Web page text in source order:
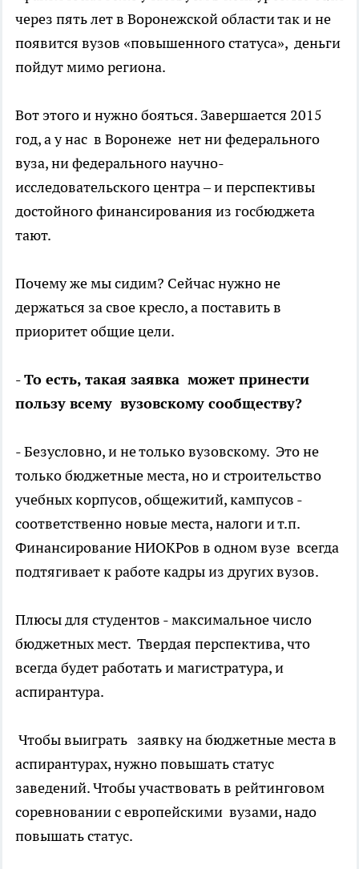
через пять лет в Воронежской области так и не
появится вузов «повышенного статуса», деньги
пойдут мимо региона.
Вот этого и нужно бояться. Завершается 2015
год, а у нас в Воронеже нет ни федерального
вуза, ни федерального научно-
исследовательского центра – и перспективы
достойного финансирования из госбюджета
тают.
Почему же мы сидим? Сейчас нужно не
держаться за свое кресло, а поставить в
приоритет общие цели.
- То есть, такая заявка может принести
пользу всему вузовскому сообществу?
- Безусловно, и не только вузовскому. Это не
только бюджетные места, но и строительство
учебных корпусов, общежитий, кампусов -
соответственно новые места, налоги и т.п.
Финансирование НИОКРов в одном вузе всегда
подтягивает к работе кадры из других вузов.
Плюсы для студентов - максимальное число
бюджетных мест. Твердая перспектива, что
всегда будет работать и магистратура, и
аспирантура.
Чтобы выиграть заявку на бюджетные места в
аспирантурах, нужно повышать статус
заведений. Чтобы участвовать в рейтинговом
соревновании с европейскими вузами, надо
повышать статус.